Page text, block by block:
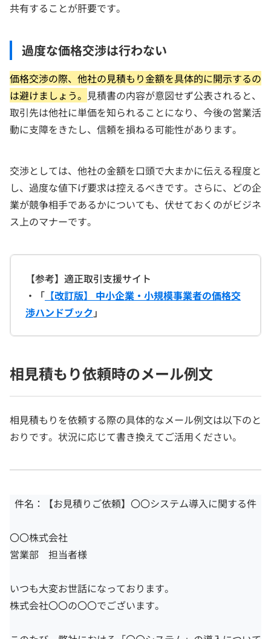
共有することが肝要です。
過度な価格交渉は行わない
価格交渉の際、他社の見積もり金額を具体的に開示するの
は避けましょう。 見積書の内容が意図せず公表されると、
取引先は他社に単価を知られることになり、今後の営業活
動に支障をきたし、信頼を損ねる可能性があります。
交渉としては、他社の金額を口頭で大まかに伝える程度と
し、過度な値下げ要求は控えるべきです。さらに、どの企
業が競争相手であるかについても、伏せておくのがビジネ
ス上のマナーです。
【参考】適正取引支援サイト
・「 【改訂版】 中小企業・小規模事業者の価格交
渉ハンドブック 」
相見積もり依頼時のメール例文
相見積もりを依頼する際の具体的なメール例文は以下のと
おりです。状況に応じて書き換えてご活用ください。
件名：【お見積りご依頼】〇〇システム導入に関する件
〇〇株式会社
営業部 担当者様
いつも大変お世話になっております。
株式会社〇〇の〇〇でございます。